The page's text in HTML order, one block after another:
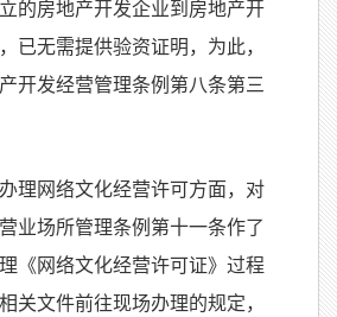
的房地产开发企业到房地产开
已无需提供验资证明，为此，
开发经营管理条例第八条第三
理网络文化经营许可方面，对
业场所管理条例第十一条作了
《网络文化经营许可证》过程
关文件前往现场办理的规定，